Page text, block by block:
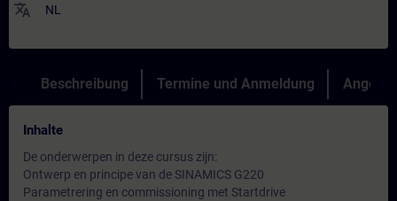
translate NL
Beschreibung Termine und Anmeldung Angebot
Inhalte
De onderwerpen in deze cursus zijn:
Ontwerp en principe van de SINAMICS G220
Parametrering en commissioning met Startdrive